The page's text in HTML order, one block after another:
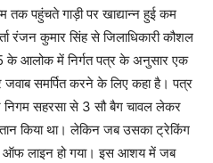
तक पहुंचते गाड़ी पर खाद्यान्न हुई कम
रंजन कुमार सिंह से जिलाधिकारी कौशल
के आलोक में निर्गत पत्र के अनुसार एक
समर्पित करने के लिए कहा है। पत्र
निगम सहरसा से 3 सौ बैग चावल लेकर
किया था। लेकिन जब उसका ट्रेकिंग
ऑफ लाइन हो गया। इस आशय में जब